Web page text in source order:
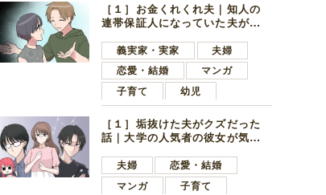
［１］お金くれくれ夫｜知人の
連帯保証人になっていた夫が家
言ってきた
義実家・実家
夫婦
恋愛・結婚
マンガ
子育て
幼児
［１］垢抜けた夫がクズだった
話｜大学の人気者の彼女が気に
子学生
夫婦
恋愛・結婚
マンガ
子育て